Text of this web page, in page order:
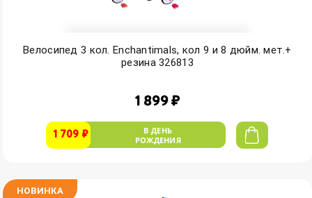
Велосипед 3 кол. Enchantimals, кол 9 и 8 дюйм. мет.+
резина 326813
1 899 ₽
1 709 ₽
В ДЕНЬ
РОЖДЕНИЯ
НОВИНКА